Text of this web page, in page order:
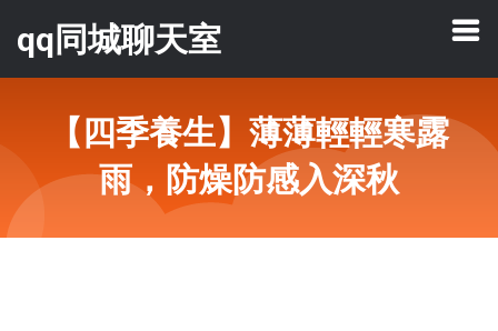
qq同城聊天室
【四季養生】薄薄輕輕寒露
雨，防燥防感入深秋